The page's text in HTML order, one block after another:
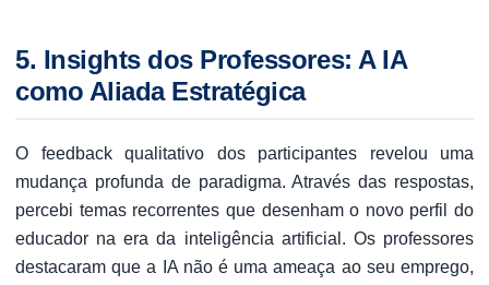
5. Insights dos Professores: A IA
como Aliada Estratégica
O feedback qualitativo dos participantes revelou uma
mudança profunda de paradigma. Através das respostas,
percebi temas recorrentes que desenham o novo perfil do
educador na era da inteligência artificial. Os professores
destacaram que a IA não é uma ameaça ao seu emprego,